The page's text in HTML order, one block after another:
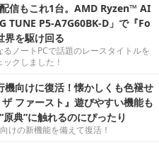
信もこれ1台。AMD Ryzen™ AI
TUNE P5-A7G60BK-D」で『Fo
を駆け回る
ノートPCで話題のレースタイトルを
クしました！
機向けに復活！懐かしくも色褪せ
ファースト』遊びやすい機能も
典”に触れるのにぴったり
けの新機能を備えて復活！